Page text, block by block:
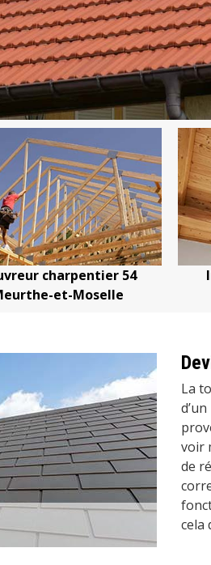
Installateur de velux
Meurthe-et-Moselle
La
voir
de
cela